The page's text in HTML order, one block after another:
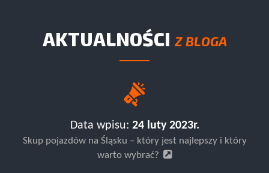
AKTUALNOŚCI Z BLOGA
Data wpisu: 24 luty 2023r.
Skup pojazdów na Śląsku – który jest najlepszy i który
warto wybrać?